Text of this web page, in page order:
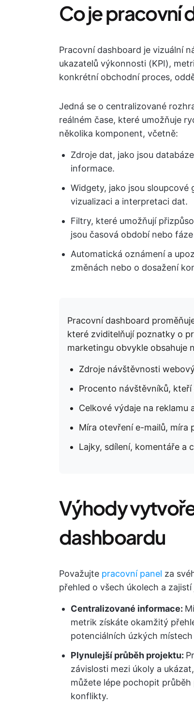
Co je pracovní
Pracovní dashboard je vizuální
ukazatelů výkonnosti (KPI),
konkrétní obchodní proces,
Jedná se o centralizované
reálném čase, které umožňuje
několika komponent, včetně:
Zdroje dat, jako jsou
informace.
Widgety, jako jsou
vizualizaci a interpretaci dat.
Filtry, které umožňují
jsou časová období nebo
Automatická oznámení a
změnách nebo o dosažení
Pracovní dashboard
které zviditelňují poznatky o
marketingu obvykle obsahuje
Zdroje návštěvnosti
Procento návštěvníků,
Celkové výdaje na reklamu
Míra otevření e-mailů, míra
Lajky, sdílení, komentáře a
Výhody
dashboardu
Považujte pracovní panel za
přehled o všech úkolech a
Centralizované informace:
metrik získáte okamžitý
potenciálních úzkých
Plynulejší průběh projektu:
závislosti mezi úkoly a
můžete lépe pochopit
konflikty.